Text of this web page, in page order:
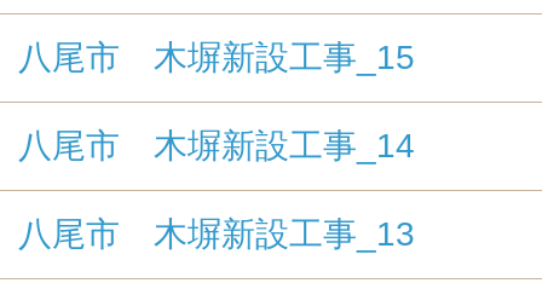
八尾市 木塀新設工事_15
八尾市 木塀新設工事_14
八尾市 木塀新設工事_13